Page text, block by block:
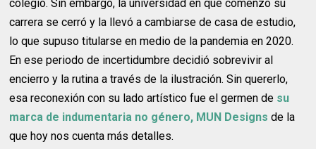
colegio. Sin embargo, la universidad en que comenzó su
carrera se cerró y la llevó a cambiarse de casa de estudio,
lo que supuso titularse en medio de la pandemia en 2020.
En ese periodo de incertidumbre decidió sobrevivir al
encierro y la rutina a través de la ilustración. Sin quererlo,
esa reconexión con su lado artístico fue el germen de su
marca de indumentaria no género, MUN Designs de la
que hoy nos cuenta más detalles.